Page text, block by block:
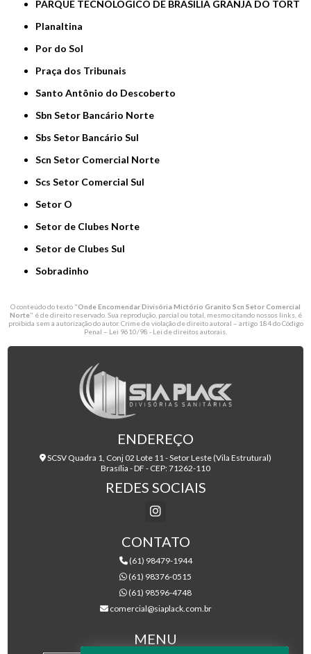
PARQUE TECNOLOGICO DE BRASILIA GRANJA DO TORT
Planaltina
Por do Sol
Praça dos Tribunais
Santo Antônio do Descoberto
Sbn Setor Bancário Norte
Sbs Setor Bancário Sul
Scn Setor Comercial Norte
Scs Setor Comercial Sul
Setor O
Setor de Clubes Norte
Setor de Clubes Sul
Sobradinho
O conteúdo do texto "Onde Encomendar Divisória Mictório Granito Scn Setor Comercial
Norte" é de direito reservado. Sua reprodução, parcial ou total, mesmo citando nossos links, é
proibida sem a autorização do autor. Crime de violação de direito autoral – artigo 184 do Código
Penal – Lei 9610/98 - Lei de direitos autorais
ENDEREÇO
SCSV Quadra 1, Conj 02 Lote 11 - Setor Leste (Vila Estrutural)
Brasília - DF - CEP: 71262-110
REDES SOCIAIS
CONTATO
(61) 98479-1944
(61) 98376-0515
(61) 98596-4748
comercial@siaplack.com.br
MENU